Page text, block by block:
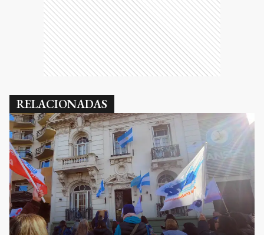
RELACIONADAS